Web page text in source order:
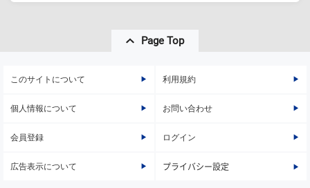
Page Top
このサイトについて 利用規約
個人情報について お問い合わせ
会員登録 ログイン
広告表示について プライバシー設定